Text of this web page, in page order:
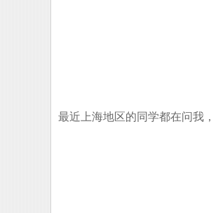
最近上海地区的同学都在问我，